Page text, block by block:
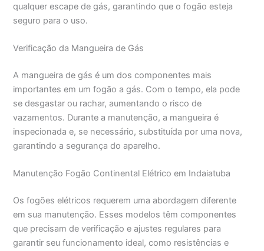
qualquer escape de gás, garantindo que o fogão esteja
seguro para o uso.
Verificação da Mangueira de Gás
A mangueira de gás é um dos componentes mais
importantes em um fogão a gás. Com o tempo, ela pode
se desgastar ou rachar, aumentando o risco de
vazamentos. Durante a manutenção, a mangueira é
inspecionada e, se necessário, substituída por uma nova,
garantindo a segurança do aparelho.
Manutenção Fogão Continental Elétrico em Indaiatuba
Os fogões elétricos requerem uma abordagem diferente
em sua manutenção. Esses modelos têm componentes
que precisam de verificação e ajustes regulares para
garantir seu funcionamento ideal, como resistências e